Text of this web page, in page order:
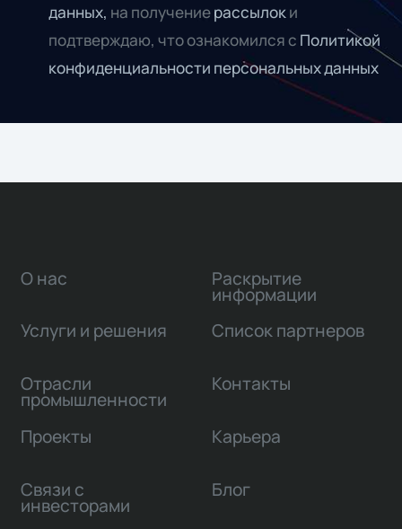
данных, на получениерассылоки
подтверждаю, что ознакомился с Политикой
конфиденциальности персональных данных
О нас
Услуги и решения
Отрасли
промышленности
Проекты
Связи с
инвесторами
Раскрытие
информации
Список партнеров
Контакты
Карьера
Блог